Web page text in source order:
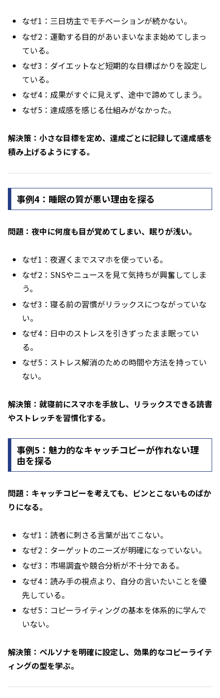
なぜ1：三日坊主でモチベーションが続かない。
なぜ2：運動する目的があいまいなまま始めてしまっ
ている。
なぜ3：ダイエットなど短期的な目標ばかりを設定し
ている。
なぜ4：成果がすぐに見えず、途中で諦めてしまう。
なぜ5：達成感を感じる仕組みがなかった。
解決策：小さな目標を定め、達成ごとに記録して達成感を
積み上げるようにする。
事例4：睡眠の質が悪い理由を探る
問題：夜中に何度も目が覚めてしまい、眠りが浅い。
なぜ1：夜遅くまでスマホを使っている。
なぜ2：SNSやニュースを見て気持ちが興奮してしま
う。
なぜ3：寝る前の習慣がリラックスにつながっていな
い。
なぜ4：日中のストレスを引きずったまま眠ってい
る。
なぜ5：ストレス解消のための時間や方法を持ってい
ない。
解決策：就寝前にスマホを手放し、リラックスできる読書
やストレッチを習慣化する。
事例5：魅力的なキャッチコピーが作れない理
由を探る
問題：キャッチコピーを考えても、ピンとこないものばか
りになる。
なぜ1：読者に刺さる言葉が出てこない。
なぜ2：ターゲットのニーズが明確になっていない。
なぜ3：市場調査や競合分析が不十分である。
なぜ4：読み手の視点より、自分の言いたいことを優
先している。
なぜ5：コピーライティングの基本を体系的に学んで
いない。
解決策：ペルソナを明確に設定し、効果的なコピーライテ
ィングの型を学ぶ。